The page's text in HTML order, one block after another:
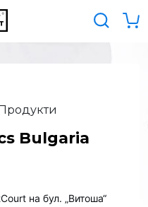
Bulgaria
на бул. „Витоша“